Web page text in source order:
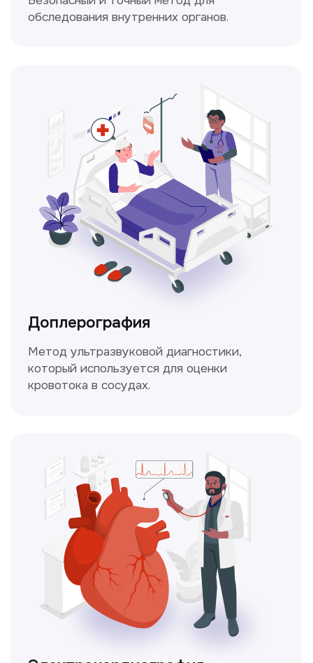
Консультация врачей
Это диагностика, рекомендации
и индивидуальный план лечения
от наших опытных специалистов для
Простой и безболезненный метод
для оценки работы сердца.
Чекапы
это комплексное обследование,
которое помогает оценить общее
состояние здоровья.